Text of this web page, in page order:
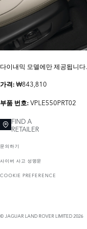
다이내믹 모델에만 제공됩니다.
가격: ₩843,810
부품 번호: VPLE550PRT02
FIND A
RETAILER
문의하기
사이버 사고 성명문
COOKIE PREFERENCE
© JAGUAR LAND ROVER LIMITED 2026